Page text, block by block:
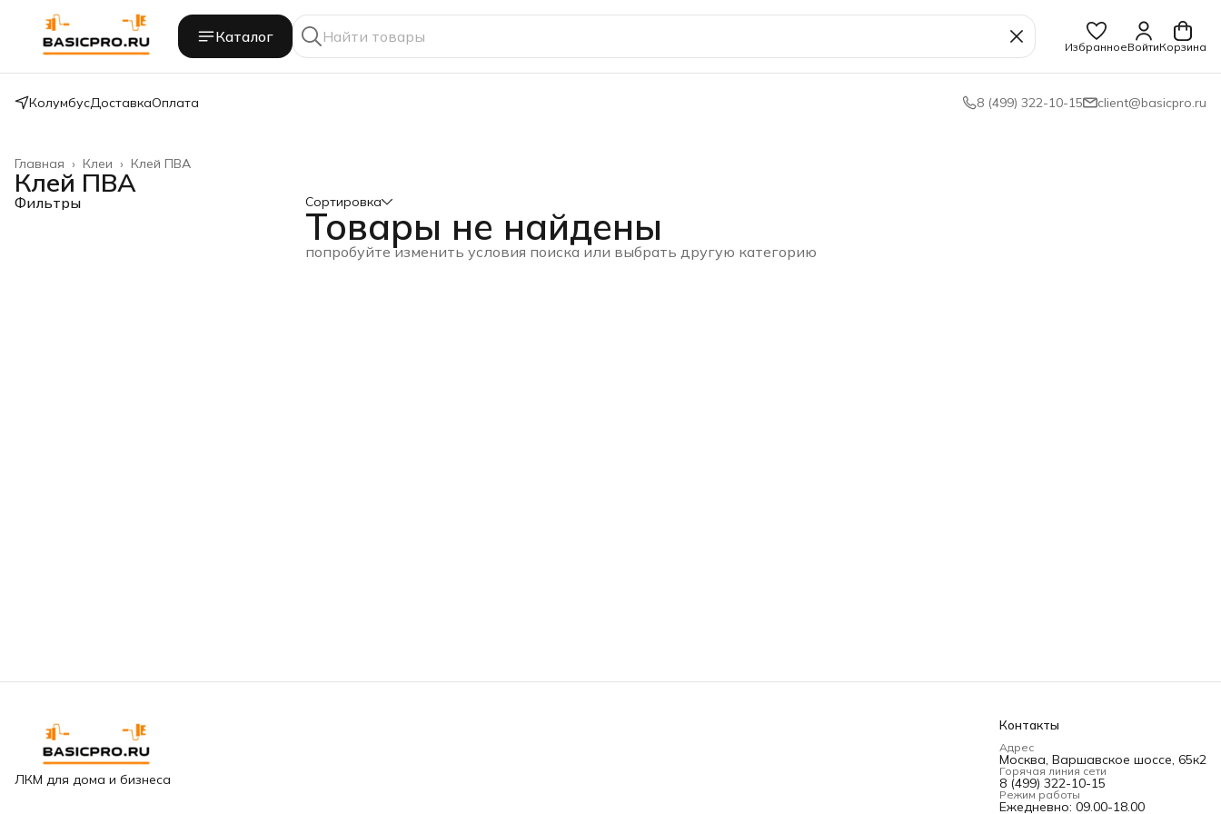
Каталог
ИзбранноеВойтиКорзина
КолумбусДоставкаОплата 8 (499) 322-10-15 client@basicpro.ru
Клей ПВА
Клеи ›
Главная ›
Клей ПВА
Фильтры Сортировка
Товары не найдены
попробуйте изменить условия поиска или выбрать другую категорию
ЛКМ для дома и бизнеса
Контакты
Адрес
Москва, Варшавское шоссе, 65к2
Горячая линия сети
8 (499) 322-10-15
Режим работы
Ежедневно: 09.00-18.00